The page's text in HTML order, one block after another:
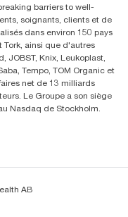
barriers to well-
soignants, clients et de
dans environ 150 pays
Tork, ainsi que d'autres
JOBST, Knix, Leukoplast,
Tempo, TOM Organic et
net de 13 milliards
Le Groupe a son siège
Nasdaq de Stockholm.
AB